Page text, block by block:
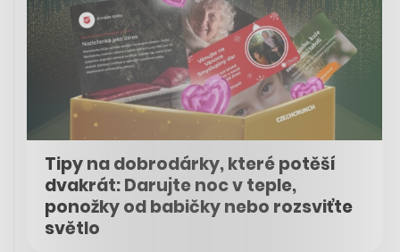
Tipy na dobrodárky, které potěší
dvakrát: Darujte noc v teple,
ponožky od babičky nebo rozsviťte
světlo